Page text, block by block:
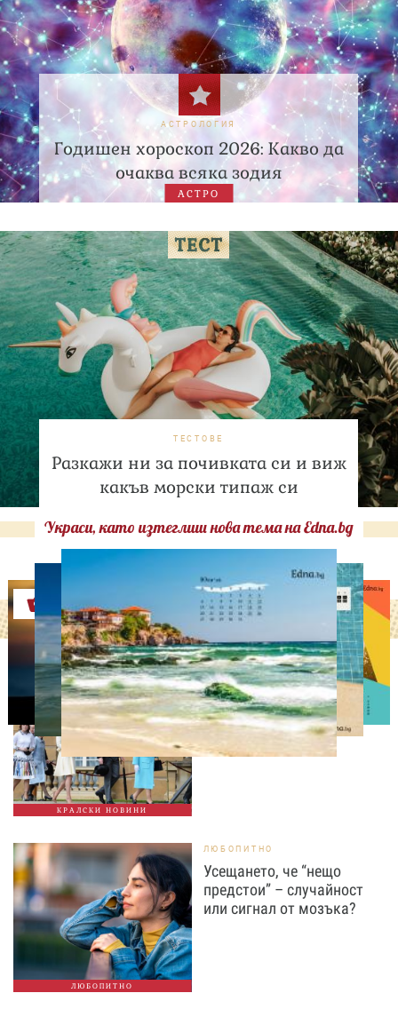
АСТРОЛОГИЯ
Годишен хороскоп 2026: Какво да
очаква всяка зодия
АСТРО
ТЕСТОВЕ
Разкажи ни за почивката си и виж
какъв морски типаж си
Украси, като изтеглиш нова тема на Edna.bg
Оферти
КРАЛСКИ НОВИНИ
СВОБОДНО ВРЕМЕ
Ново бебе в кралското
семейство
ЛЮБОПИТНО
ЛЮБОПИТНО
Усещането, че “нещо
предстои” – случайност
или сигнал от мозъка?